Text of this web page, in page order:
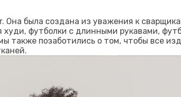
Она была создана из уважения к
худи, футболки с длинными рукавами,
также позаботились о том, чтобы все